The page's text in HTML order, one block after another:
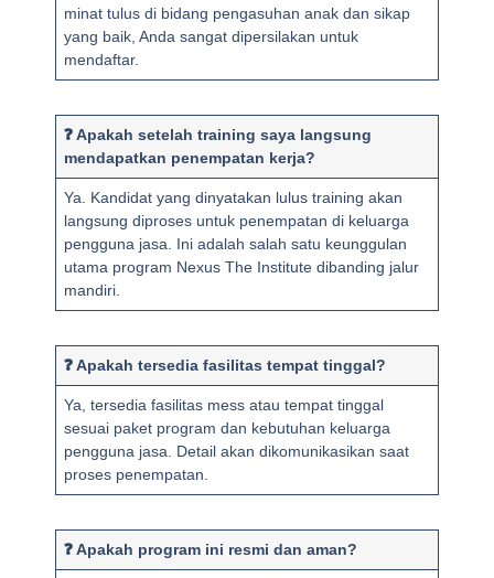
minat tulus di bidang pengasuhan anak dan sikap
yang baik, Anda sangat dipersilakan untuk
mendaftar.
❓ Apakah setelah training saya langsung
mendapatkan penempatan kerja?
Ya. Kandidat yang dinyatakan lulus training akan
langsung diproses untuk penempatan di keluarga
pengguna jasa. Ini adalah salah satu keunggulan
utama program Nexus The Institute dibanding jalur
mandiri.
❓ Apakah tersedia fasilitas tempat tinggal?
Ya, tersedia fasilitas mess atau tempat tinggal
sesuai paket program dan kebutuhan keluarga
pengguna jasa. Detail akan dikomunikasikan saat
proses penempatan.
❓ Apakah program ini resmi dan aman?